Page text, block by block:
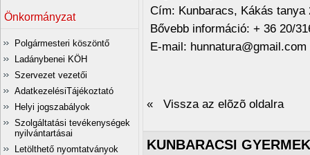
Önkormányzat
Polgármesteri köszöntő
Ladánybenei KÖH
Szervezet vezetői
AdatkezelésiTájékoztató
Helyi jogszabályok
Szolgáltatási tevékenységek
nyilvántartásai
Letölthető nyomtatványok
Cím: Kunbaracs, Kákás tanya
Bővebb információ: + 36 20/
E-mail: hunnatura@gmail.com
« Vissza az elõzõ oldalra
KUNBARACSI